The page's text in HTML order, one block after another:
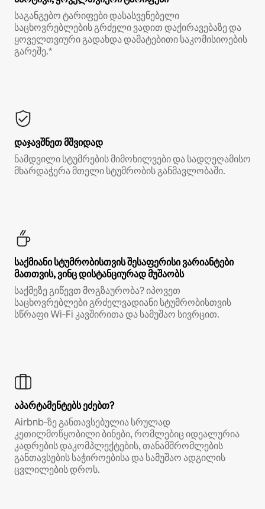
საგანგებო ტარიფები დასასვენებელი
საცხოვრებლების გრძელი ვადით დაქირავებაზე და
ყოველთვიური გადახდა დამატებითი საკომისიოების
გარეშე.*
დაჯავშნეთ მშვიდად
ნამდვილი სტუმრების მიმოხილვები და სადღეღამისო
მხარდაჭერა მთელი სტუმრობის განმავლობაში.
საქმიანი სტუმრობისთვის შესაფერისი ვარიანტები
მათთვის, ვინც დისტანციურად მუშაობს
საქმეზე გიწევთ მოგზაურობა? იპოვეთ
საცხოვრებლები გრძელვადიანი სტუმრობისთვის
სწრაფი Wi‑Fi კავშირითა და სამუშაო სივრცით.
აპარტამენტებს ეძებთ?
Airbnb‑ზე განთავსებულია სრულად
კეთილმოწყობილი ბინები, რომლებიც იდეალურია
კადრების დაკომპლექტების, თანამშრომლების
განთავსების საჭიროებისა და სამუშაო ადგილის
ცვლილების დროს.